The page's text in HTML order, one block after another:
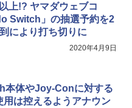
上!? ヤマダウェブコ
Switch」の抽選予約を2
により打ち切りに
2020年4月9日
本体やJoy-Conに対する
用は控えるようアナウン